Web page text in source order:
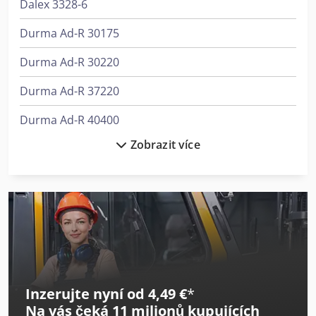
kontaktovat. Codpfx Aswi Ixajhisha Klíčová slova:
průmyslový šicí stroj na prodej průmyslové šicí stroje
velkoobchod dodavatel šicích strojů profesionální šicí
stroje pro firmy
Dalex 3328-6
Durma Ad-R 30175
Durma Ad-R 30220
Durma Ad-R 37220
Durma Ad-R 40400
Durma Ad-S 30175
Durma Ad-S 30320
Durma Ad-S 40220
Durma Ad-S 40320
Zobrazit více
Inzerujte nyní od 4,49 €*
Na vás čeká 11 milionů kupujících